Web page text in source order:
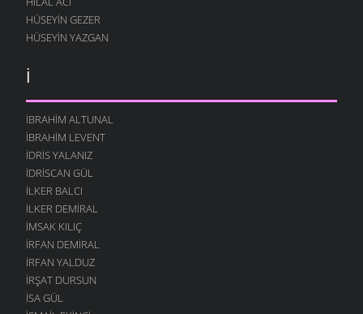
HÜSEYIN GEZER
HÜSEYIN YAZGAN
İ
İBRAHIM ALTUNAL
İBRAHIM LEVENT
İDRIS YALANIZ
IDRISCAN GÜL
İLKER BALCI
İLKER DEMIRAL
İMSAK KILIÇ
İRFAN DEMIRAL
İRFAN YALDUZ
İRŞAT DURSUN
ISA GÜL